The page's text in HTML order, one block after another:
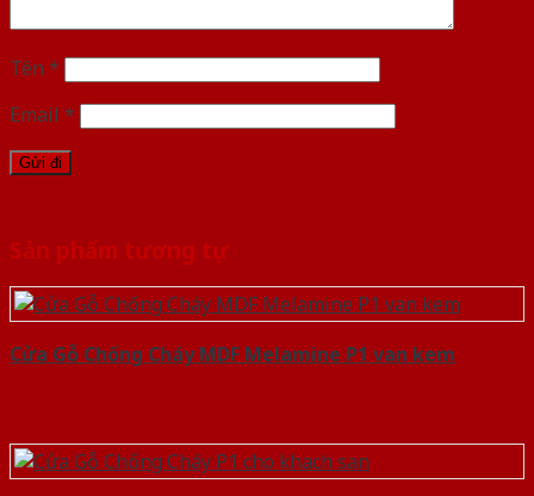
Tên *
Email *
Sản phẩm tương tự
Cửa Gỗ Chống Cháy MDF Melamine P1 van kem